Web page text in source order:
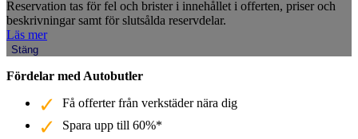
Reservation tas för fel och brister i innehållet i offerten, priser och
beskrivningar samt för slutsålda reservdelar.
Läs mer
Stäng
Fördelar med Autobutler
Få offerter från verkstäder nära dig
Spara upp till 60%*